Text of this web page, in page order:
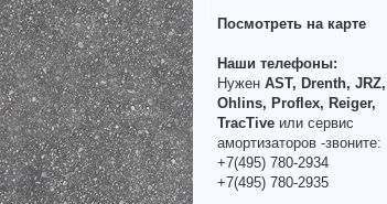
Посмотреть на карте
Наши телефоны:
Нужен AST, Drenth, JRZ,
Ohlins, Proflex, Reiger,
TracTive или сервис
амортизаторов -звоните:
+7(495) 780-2934
+7(495) 780-2935